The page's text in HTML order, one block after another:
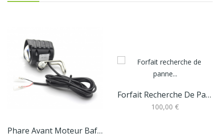
Phare Avant Moteur Bafang BBS
Forfait Recherche De Panne Sur Batterie Fantic
100,00 €